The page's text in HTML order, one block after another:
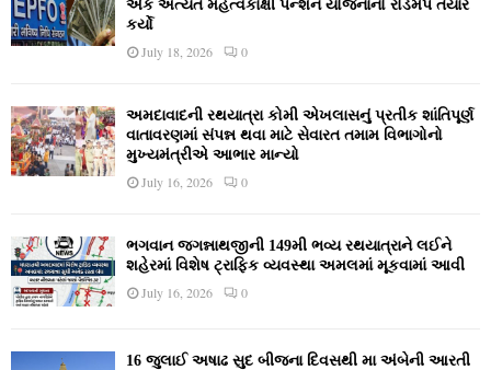
એક અત્યંત મહત્વકાંક્ષી પેન્શન યોજનાનો રોડમેપ તૈયાર
કર્યો
July 18, 2026 0
અમદાવાદની રથયાત્રા કોમી એખલાસનું પ્રતીક શાંતિપૂર્ણ
વાતાવરણમાં સંપન્ન થવા માટે સેવારત તમામ વિભાગોનો
મુખ્યમંત્રીએ આભાર માન્યો
July 16, 2026 0
ભગવાન જગન્નાથજીની 149મી ભવ્ય રથયાત્રાને લઈને
શહેરમાં વિશેષ ટ્રાફિક વ્યવસ્થા અમલમાં મૂકવામાં આવી
July 16, 2026 0
16 જુલાઈ અષાઢ સુદ બીજના દિવસથી મા અંબેની આરતી